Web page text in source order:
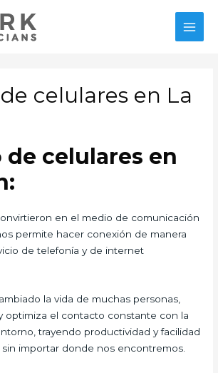
celulares en La
de celulares en
en el medio de comunicación
permite hacer conexión de manera
de telefonía y de internet
la vida de muchas personas,
optimiza el contacto constante con la
trayendo productividad y facilidad
sin importar donde nos encontremos.